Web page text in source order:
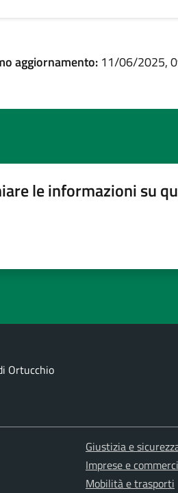
aggiornamento: 11/06/2025,
le informazioni su
Ortucchio
Giustizia e
Imprese e
Mobilità e trasporti